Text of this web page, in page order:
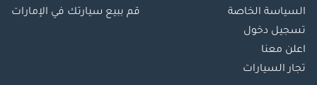
السياسة الخاصة
تسجيل دخول
اعلن معنا
تجار السيارات
قم ببيع سيارتك في الإمارات